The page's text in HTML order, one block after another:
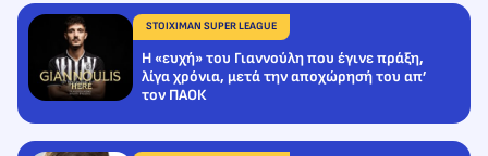
STOIXIMAN SUPER LEAGUE
Η «ευχή» του Γιαννούλη που έγινε πράξη,
λίγα χρόνια, μετά την αποχώρησή του απ’
τον ΠΑΟΚ